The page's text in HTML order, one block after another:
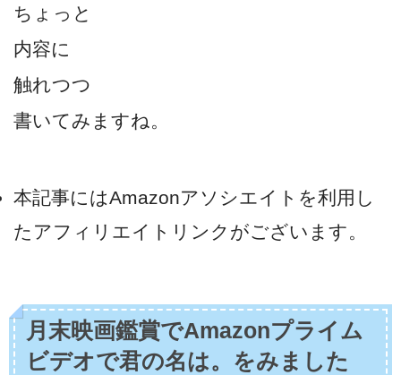
ちょっと
内容に
触れつつ
書いてみますね。
本記事にはAmazonアソシエイトを利用し
たアフィリエイトリンクがございます。
月末映画鑑賞でAmazonプライム
ビデオで君の名は。をみました